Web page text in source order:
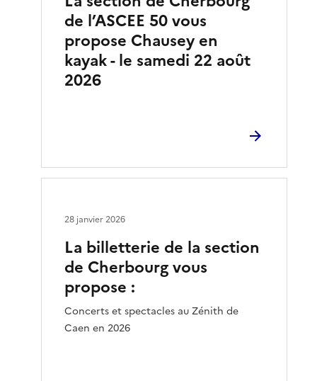
de l’ASCEE 50 vous
propose Chausey en
kayak - le samedi 22 août
2026
La billetterie de la section
de Cherbourg vous
propose :
Concerts et spectacles au Zénith de
Caen en 2026
28 janvier 2026